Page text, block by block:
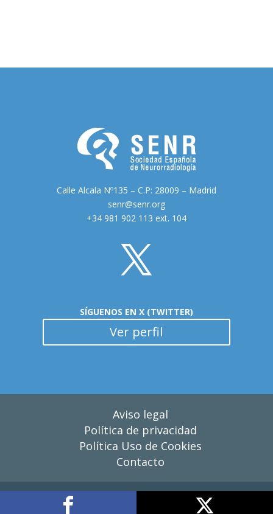
Calle Alcala Nº135 – C.P: 28009 – Madrid
senr@senr.org
+34 981 902 113 ext. 104
SÍGUENOS EN X (TWITTER)
Ver perfil
Aviso legal
Política de privacidad
Política Uso de Cookies
Contacto
Copyright © 2025 SENR – Diseño y desarrollo